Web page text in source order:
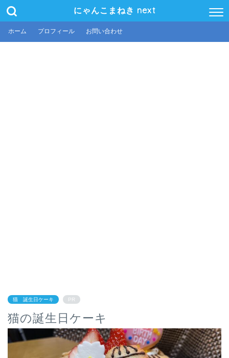
にゃんこまねき next
ホーム プロフィール お問い合わせ
猫 誕生日ケーキ PR
猫の誕生日ケーキ